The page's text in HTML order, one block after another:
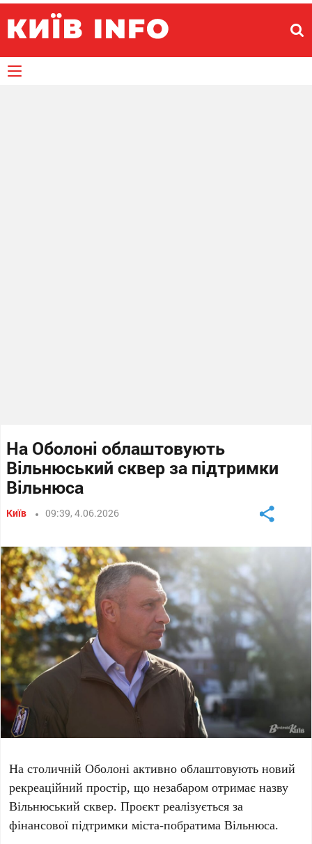
На Оболоні облаштовують
Вільнюський сквер за підтримки
Вільнюса
Київ 09:39, 4.06.2026
На столичнійОболоні активно облаштовують новий
рекреаційний простір, що незабаром отримає назву
Вільнюський сквер. Проєкт реалізується за
фінансової підтримки міста-побратимаВільнюса.